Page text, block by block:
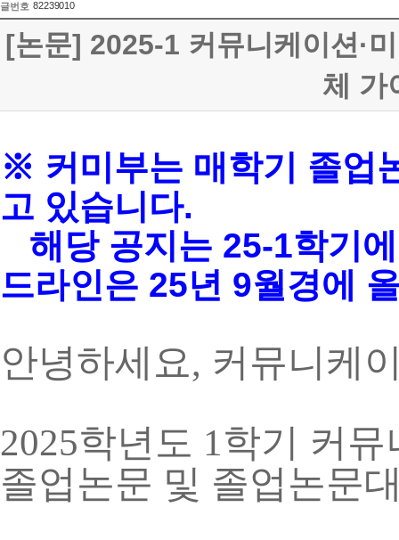
글번호 82239010
[논문] 2025-1 커뮤니케이션·
체 가
※ 커미부는 매학기 졸업
고 있습니다.
해당 공지는 25-1학기
드라인은 25년 9월경에
안녕하세요, 커뮤니케
2025학년도 1학기 커뮤
졸업논문 및 졸업논문